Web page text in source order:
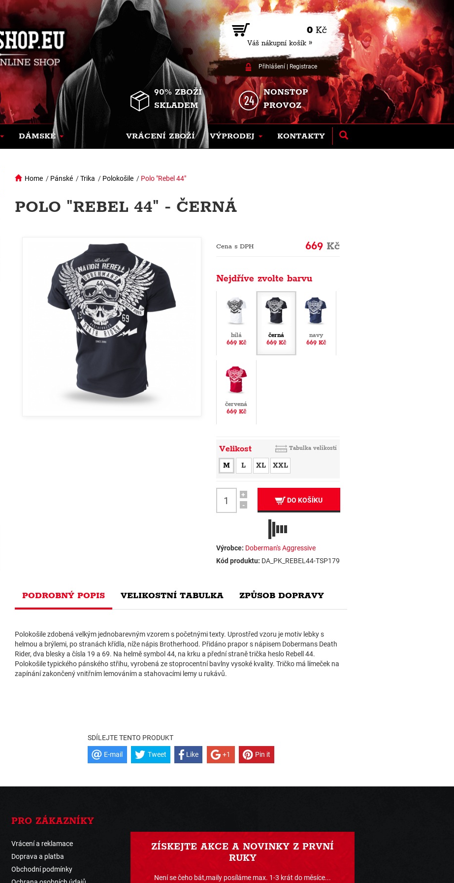
0 Kč
Váš nákupní košík »
Přihlášení| Registrace
90% ZBOŽÍ
SKLADEM
NONSTOP
PROVOZ
DÁMSKÉ VRÁCENÍ ZBOŽÍ VÝPRODEJ KONTAKTY
Home / Pánské /Trika / Polokošile / Polo "Rebel 44"
POLO "REBEL 44" - ČERNÁ
Cena s DPH 669 Kč
Nejdříve zvolte barvu
bílá
669 Kč
černá
669 Kč
navy
669 Kč
červená
669 Kč
Velikost Tabulka velikostí
M L XL XXL
+
-
DO KOŠÍKU
Výrobce: Doberman's Aggressive
Kód produktu: DA_PK_REBEL44-TSP179
PODROBNÝ POPIS VELIKOSTNÍ TABULKA ZPŮSOB DOPRAVY
Polokošile zdobená velkým jednobarevným vzorem s početnými texty. Uprostřed vzoru je motiv lebky s
helmou a brýlemi, po stranách křídla, níže nápis Brotherhood. Přidáno prapor s nápisem Dobermans Death
Rider, dva blesky a čísla 19 a 69. Na helmě symbol 44, na krku a přední straně trička heslo Rebell 44.
Polokošile typického pánského střihu, vyrobená ze stoprocentní bavlny vysoké kvality. Tričko má límeček na
zapínání zakončený vnitřním lemováním a stahovacími lemy u rukávů.
SDÍLEJTE TENTO PRODUKT
E-mail Tweet Like +1 Pin it
PRO ZÁKAZNÍKY
Vrácení a reklamace
Doprava a platba
Obchodní podmínky
ZÍSKEJTE AKCE A NOVINKY Z PRVNÍ
RUKY
Není se čeho bát,maily posíláme max. 1-3 krát do měsíce...